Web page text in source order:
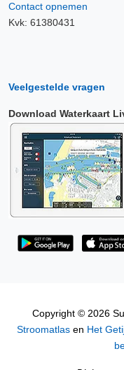
Contact opnemen
Kvk: 61380431
Veelgestelde vragen
Download Waterkaart
Copyright © 2026
Stroomatlasen Het